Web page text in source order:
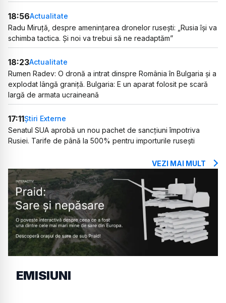
18:56Actualitate
Radu Miruță, despre amenințarea dronelor rusești: „Rusia își va
schimba tactica. Și noi va trebui să ne readaptăm”
18:23Actualitate
Rumen Radev: O dronă a intrat dinspre România în Bulgaria și a
explodat lângă graniță. Bulgaria: E un aparat folosit pe scară
largă de armata ucraineană
17:11Știri Externe
Senatul SUA aprobă un nou pachet de sancțiuni împotriva
Rusiei. Tarife de până la 500% pentru importurile rusești
VEZI MAI MULT
EMISIUNI